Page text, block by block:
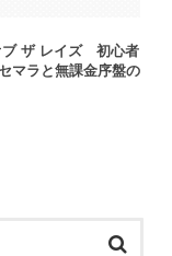
ブ ザ レイズ 初心者
マラと無課金序盤の